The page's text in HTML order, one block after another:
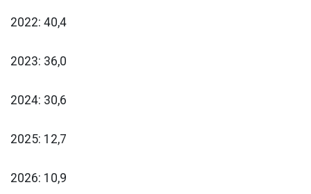
2022: 40,4
2023: 36,0
2024: 30,6
2025: 12,7
2026: 10,9